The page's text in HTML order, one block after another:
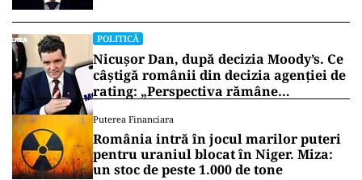
POLITICĂ
Nicușor Dan, după decizia Moody’s. Ce
câștigă românii din decizia agenției de
rating: „Perspectiva rămâne
Puterea Financiara
România intră în jocul marilor puteri
pentru uraniul blocat în Niger. Miza:
un stoc de peste 1.000 de tone